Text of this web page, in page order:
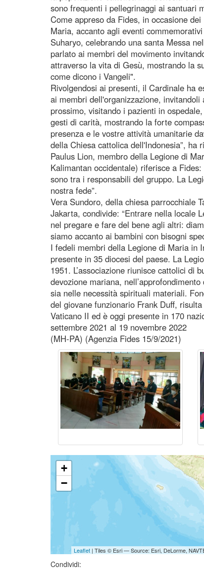
sono frequenti i pellegrinaggi ai santuari
Come appreso da Fides, in occasione
Maria, accanto agli eventi
Suharyo, celebrando una santa Messa
parlato ai membri del movimento
attraverso la vita di Gesù, mostrando la
come dicono i Vangeli".
Rivolgendosi ai presenti, il Cardinale ha
ai membri dell'organizzazione,
prossimo, visitando i pazienti in
gesti di carità, mostrando la forte
presenza e le vostre attività umanitarie
della Chiesa cattolica dell'Indonesia”, ha
Paulus Lion, membro della Legione di
Kalimantan occidentale) riferisce a
sono tra i responsabili del gruppo. La
nostra fede”.
Vera Sundoro, della chiesa parrocchiale
Jakarta, condivide: “Entrare nella locale
nel pregare e fare del bene agli altri:
siamo accanto ai bambini con bisogni
I fedeli membri della Legione di Maria in
presente in 35 diocesi del paese. La
1951. L’associazione riunisce cattolici di
devozione mariana,
sia nelle necessità spirituali materiali.
del giovane funzionario Frank Duff,
Vaticano II ed è oggi presente in 170
settembre 2021 al 19 novembre 2022
(MH-PA) (Agenzia Fides 15/9/2021)
+
−
Leaflet| Tiles © Esri — Source: Esri, DeLorme,
Condividi: